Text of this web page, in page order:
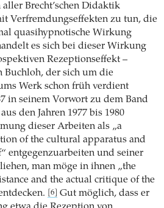
Brecht’schen Didaktik
Verfremdungseffekten zu tun, die
quasihypnotische Wirkung
es sich bei dieser Wirkung
Rezeptionseffekt –
Buchloh, der sich um die
Werk schon früh verdient
in seinem Vorwort zu dem Band
den Jahren 1977 bis 1980
dieser Arbeiten als „a
of the cultural apparatus and
entgegenzuarbeiten und seiner
man möge in ihnen „the
and the actual critique of the
[6]
Gut möglich, dass er